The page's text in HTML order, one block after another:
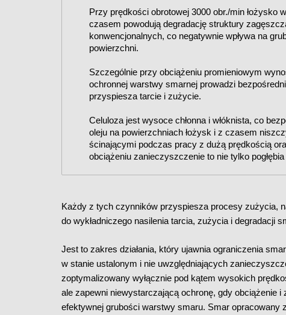
Przy prędkości obrotowej 3000 obr./min łożysko
czasem powodują degradację struktury
konwencjonalnych, co negatywnie wpływa na
powierzchni.
Szczególnie przy obciążeniu promieniowym
ochronnej warstwy smarnej prowadzi
przyspiesza tarcie i zużycie.
Celuloza jest wysoce chłonna i włóknista, co
oleju na powierzchniach łożysk i z czasem
ścinającymi podczas pracy z dużą prędkością
obciążeniu zanieczyszczenie to nie tylko
Każdy z tych czynników przyspiesza procesy zużycia,
do wykładniczego nasilenia tarcia, zużycia i degradacji
Jest to zakres działania, który ujawnia ograniczenia
w stanie ustalonym i nie uwzględniających
zoptymalizowany wyłącznie pod kątem wysokich
ale zapewni niewystarczającą ochronę, gdy obciążenie
efektywnej grubości warstwy smaru. Smar opracowany